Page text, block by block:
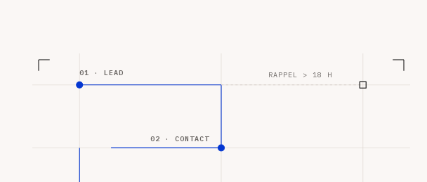
01 · LEAD
02 · CONTACT
RAPPEL > 18 H